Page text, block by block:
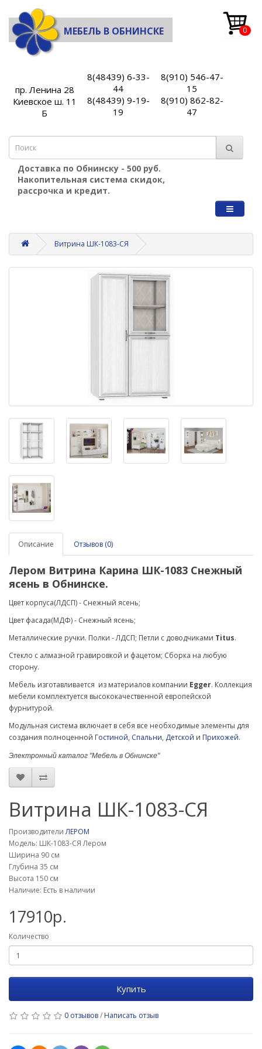
МЕБЕЛЬ В ОБНИНСКЕ 0
пр. Ленина 28
Киевское ш. 11
Б
8(48439) 6-33-
44
8(48439) 9-19-
19
8(910) 546-47-
15
8(910) 862-82-
47
Доставка по Обнинску - 500 руб.
Накопительная система скидок,
рассрочка и кредит.
Витрина ШК-1083-СЯ
Описание Отзывов (0)
Лером Витрина Карина ШК-1083 Снежный
ясень в Обнинске.
Цвет корпуса(ЛДСП) - Снежный ясень;
Цвет фасада(МДФ) - Снежный ясень;
Металлические ручки. Полки - ЛДСП; Петли с доводчиками Titus.
Стекло с алмазной гравировкой и фацетом; Сборка на любую
сторону.
Мебель изготавливается из материалов компании Egger. Коллекция
мебели комплектуется высококачественной европейской
фурнитурой.
Модульная система включает в себя все необходимые элементы для
создания полноценной Гостиной, Спальни, Детской и Прихожей.
Электронный каталог "Мебель в Обнинске"
Витрина ШК-1083-СЯ
ПроизводителиЛЕРОМ
Модель: ШК-1083-СЯ Лером
Ширина 90 см
Глубина 35 см
Высота 150 см
Наличие: Есть в наличии
17910р.
Количество
Купить
0 отзывов/ Написать отзыв